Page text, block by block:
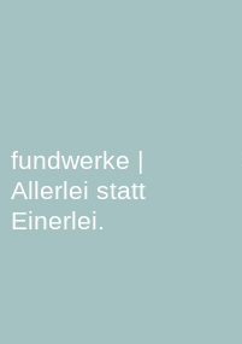
fundwerke |
Allerlei statt
Einerlei.